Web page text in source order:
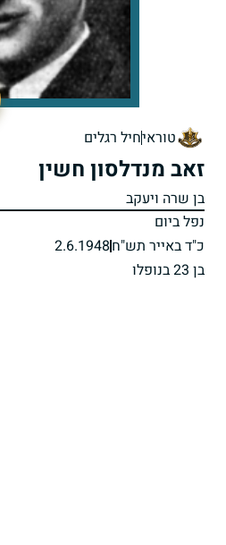
טוראיחיל רגלים
זאב מנדלסון חשין
בן שרה ויעקב
נפל ביום
כ"ד באייר תש"ח2.6.1948
בן 23 בנופלו